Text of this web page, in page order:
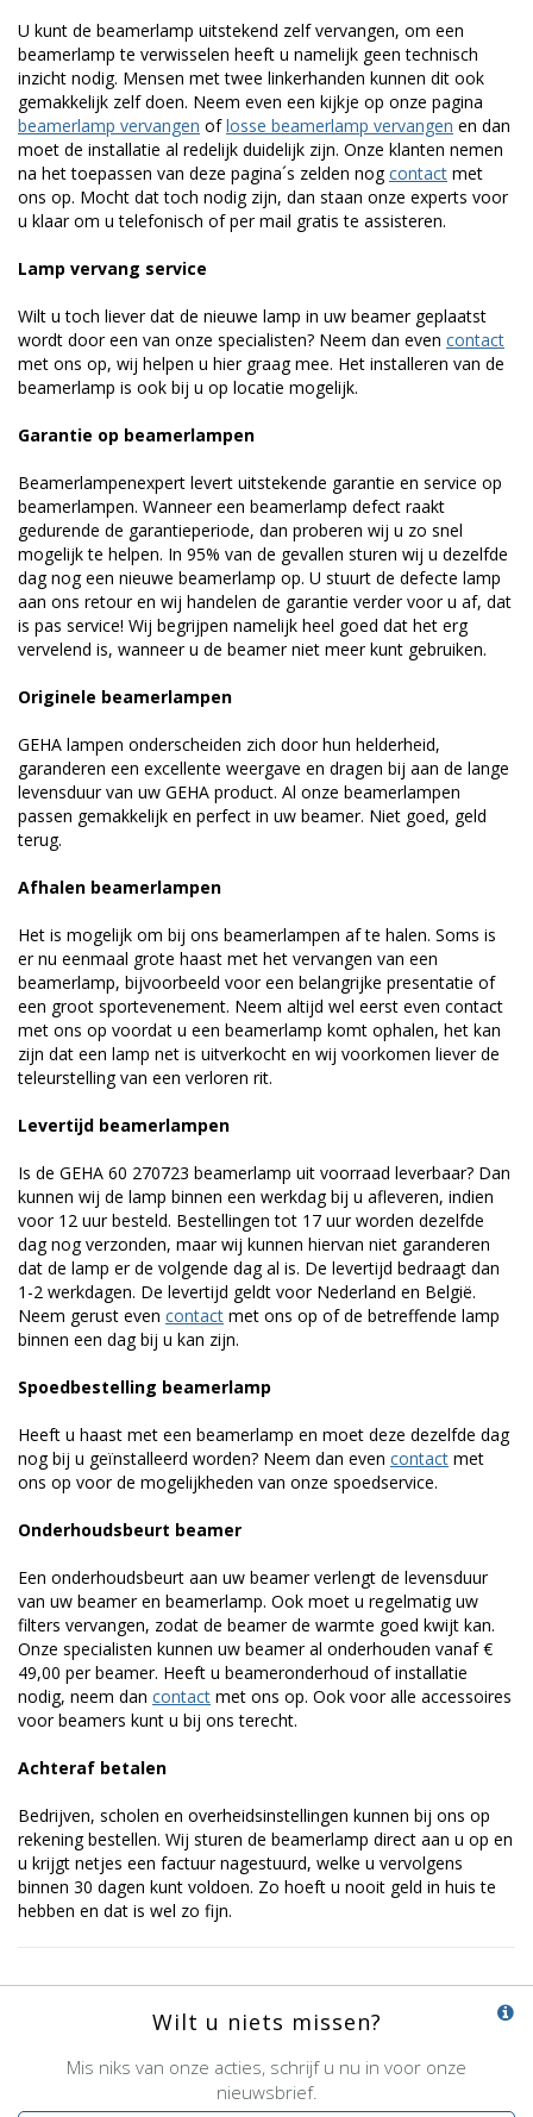
U kunt de beamerlamp uitstekend zelf vervangen, om een
beamerlamp te verwisselen heeft u namelijk geen technisch
inzicht nodig. Mensen met twee linkerhanden kunnen dit ook
gemakkelijk zelf doen. Neem even een kijkje op onze pagina
beamerlamp vervangen oflosse beamerlamp vervangen en dan
moet de installatie al redelijk duidelijk zijn. Onze klanten nemen
na het toepassen van deze pagina´s zelden nogcontact met
ons op. Mocht dat toch nodig zijn, dan staan onze experts voor
u klaar om u telefonisch of per mail gratis te assisteren.
Lamp vervang service
Wilt u toch liever dat de nieuwe lamp in uw beamer geplaatst
wordt door een van onze specialisten? Neem dan even contact
met ons op, wij helpen u hier graag mee. Het installeren van de
beamerlamp is ook bij u op locatie mogelijk.
Garantie op beamerlampen
Beamerlampenexpert levert uitstekende garantie en service op
beamerlampen. Wanneer een beamerlamp defect raakt
gedurende de garantieperiode, dan proberen wij u zo snel
mogelijk te helpen. In 95% van de gevallen sturen wij u dezelfde
dag nog een nieuwe beamerlamp op. U stuurt de defecte lamp
aan ons retour en wij handelen de garantie verder voor u af, dat
is pas service! Wij begrijpen namelijk heel goed dat het erg
vervelend is, wanneer u de beamer niet meer kunt gebruiken.
Originele beamerlampen
GEHA lampen onderscheiden zich door hun helderheid,
garanderen een excellente weergave en dragen bij aan de lange
levensduur van uw GEHA product. Al onze beamerlampen
passen gemakkelijk en perfect in uw beamer. Niet goed, geld
terug.
Afhalen beamerlampen
Het is mogelijk om bij ons beamerlampen af te halen. Soms is
er nu eenmaal grote haast met het vervangen van een
beamerlamp, bijvoorbeeld voor een belangrijke presentatie of
een groot sportevenement. Neem altijd wel eerst even contact
met ons op voordat u een beamerlamp komt ophalen, het kan
zijn dat een lamp net is uitverkocht en wij voorkomen liever de
teleurstelling van een verloren rit.
Levertijd beamerlampen
Is de GEHA 60 270723 beamerlamp uit voorraad leverbaar? Dan
kunnen wij de lamp binnen een werkdag bij u afleveren, indien
voor 12 uur besteld. Bestellingen tot 17 uur worden dezelfde
dag nog verzonden, maar wij kunnen hiervan niet garanderen
dat de lamp er de volgende dag al is. De levertijd bedraagt dan
1-2 werkdagen. De levertijd geldt voor Nederland en België.
Neem gerust even contact met ons op of de betreffende lamp
binnen een dag bij u kan zijn.
Spoedbestelling beamerlamp
Heeft u haast met een beamerlamp en moet deze dezelfde dag
nog bij u geïnstalleerd worden? Neem dan even contact met
ons op voor de mogelijkheden van onze spoedservice.
Onderhoudsbeurt beamer
Een onderhoudsbeurt aan uw beamer verlengt de levensduur
van uw beamer en beamerlamp. Ook moet u regelmatig uw
filters vervangen, zodat de beamer de warmte goed kwijt kan.
Onze specialisten kunnen uw beamer al onderhouden vanaf €
49,00 per beamer. Heeft u beameronderhoud of installatie
nodig, neem dan contact met ons op. Ook voor alle accessoires
voor beamers kunt u bij ons terecht.
Achteraf betalen
Bedrijven, scholen en overheidsinstellingen kunnen bij ons op
rekening bestellen. Wij sturen de beamerlamp direct aan u op en
u krijgt netjes een factuur nagestuurd, welke u vervolgens
binnen 30 dagen kunt voldoen. Zo hoeft u nooit geld in huis te
hebben en dat is wel zo fijn.
Wilt u niets missen?
Mis niks van onze acties, schrijf u nu in voor onze
nieuwsbrief.